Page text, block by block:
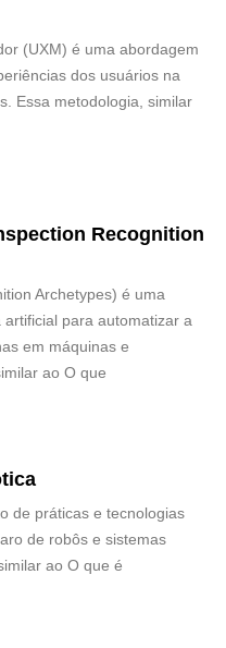
(UXM) é uma abordagem
dos usuários na
Essa metodologia, similar
Recognition
Archetypes) é uma
para automatizar a
em máquinas e
ao O que
de práticas e tecnologias
de robôs e sistemas
ao O que é